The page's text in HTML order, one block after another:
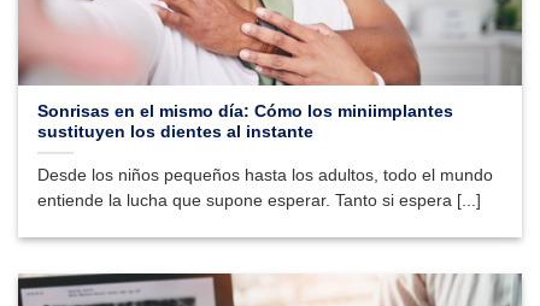
Sonrisas en el mismo día: Cómo los miniimplantes
sustituyen los dientes al instante
Desde los niños pequeños hasta los adultos, todo el mundo
entiende la lucha que supone esperar. Tanto si espera [...]